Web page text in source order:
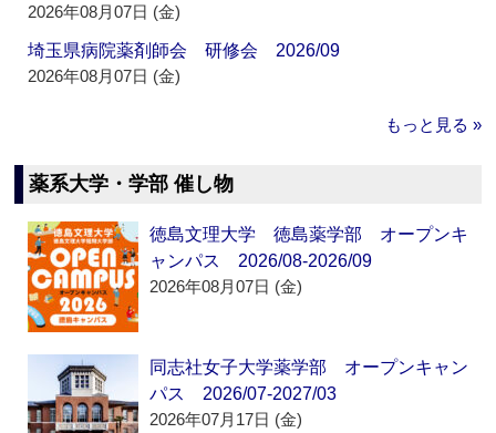
2026年08月07日 (金)
埼玉県病院薬剤師会 研修会 2026/09
2026年08月07日 (金)
もっと見る »
薬系大学・学部 催し物
徳島文理大学 徳島薬学部 オープンキ
ャンパス 2026/08-2026/09
2026年08月07日 (金)
同志社女子大学薬学部 オープンキャン
パス 2026/07-2027/03
2026年07月17日 (金)